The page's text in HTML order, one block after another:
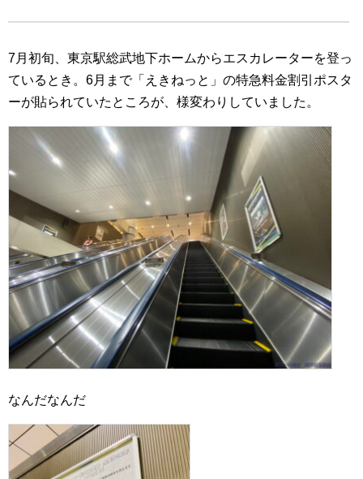
7月初旬、東京駅総武地下ホームからエスカレーターを登っ
ているとき。6月まで「えきねっと」の特急料金割引ポスタ
ーが貼られていたところが、様変わりしていました。
なんだなんだ